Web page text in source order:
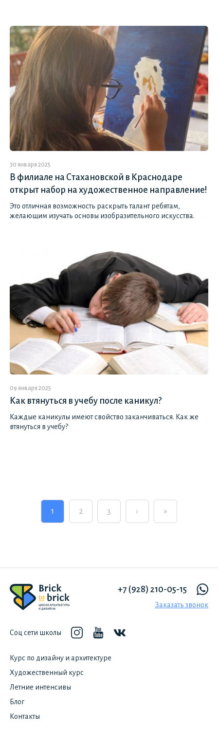
30 января 2025
В филиале на Стахановской в Краснодаре
открыт набор на художественное направление!
Это отличная возможность раскрыть талант ребятам,
желающим изучать основы изобразительного искусства.
09 января 2025
Как втянуться в учебу после каникул?
Каждые каникулы имеют свойство заканчиваться. Как же
втянуться в учебу?
1 2 3 › »
+7 (928) 210-05-15
Заказать звонок
Соц сети школы
Курс по дизайну и архитектуре
Художественный курс
Летние интенсивы
Блог
Контакты